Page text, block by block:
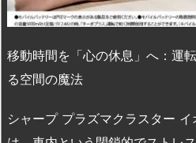
移動時間を「心の休息」へ：運
る空間の魔法
シャープ プラズマクラスター